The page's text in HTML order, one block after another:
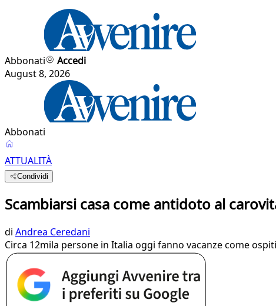
Abbonati
Accedi
August 8, 2026
Abbonati
ATTUALITÀ
Condividi
Scambiarsi casa come antidoto al
di Andrea Ceredani
Circa 12mila persone in Italia oggi fanno vacanze come